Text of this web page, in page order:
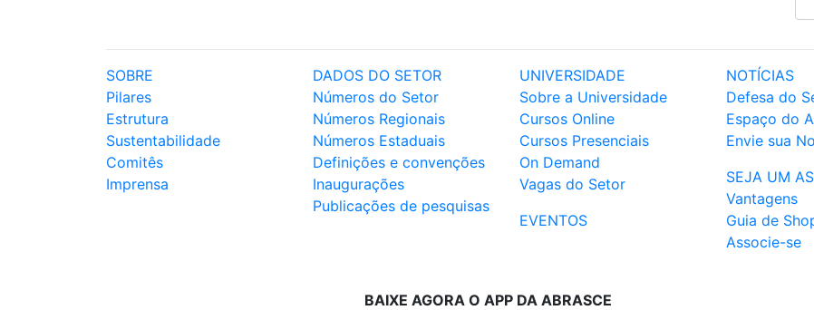
SOBRE
Pilares
Estrutura
Sustentabilidade
Comitês
Imprensa
DADOS DO SETOR
Números do Setor
Números Regionais
Números Estaduais
Definições e convenções
Inaugurações
Publicações de pesquisas
UNIVERSIDADE
Sobre a Universidade
Cursos Online
Cursos Presenciais
On Demand
Vagas do Setor
EVENTOS
NOTÍCIAS
Defesa do
Espaço do
Envie sua
SEJA UM
Vantagens
Guia de
Associe-se
BAIXE AGORA O APP DA ABRASCE